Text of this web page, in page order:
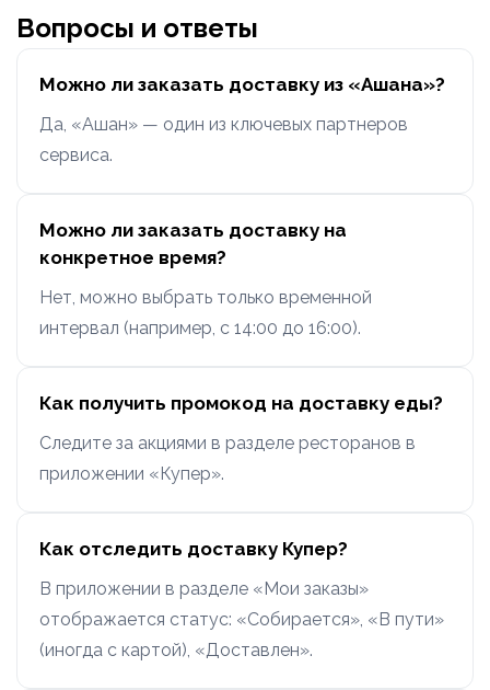
Вопросы и ответы
Можно ли заказать доставку из «Ашана»?
Да, «Ашан» — один из ключевых партнеров
сервиса.
Можно ли заказать доставку на
конкретное время?
Нет, можно выбрать только временной
интервал (например, с 14:00 до 16:00).
Как получить промокод на доставку еды?
Следите за акциями в разделе ресторанов в
приложении «Купер».
Как отследить доставку Купер?
В приложении в разделе «Мои заказы»
отображается статус: «Собирается», «В пути»
(иногда с картой), «Доставлен».